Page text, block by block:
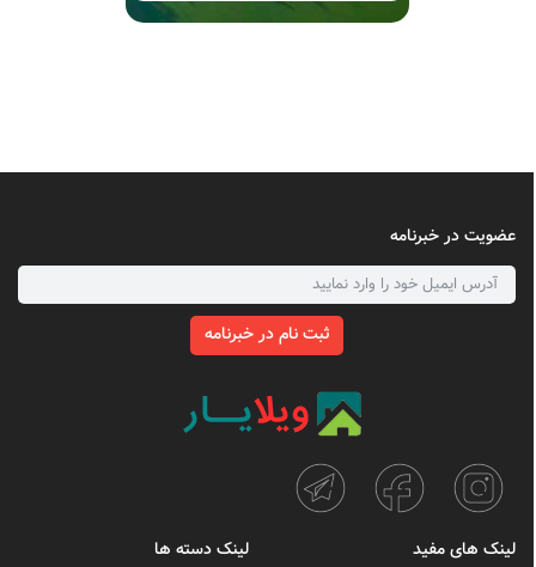
عضویت در خبرنامه
ثبت نام در خبرنامه
لینک های مفید لینک دسته ها